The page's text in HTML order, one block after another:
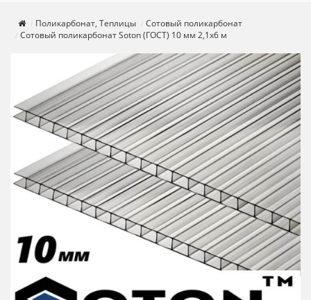
Поликарбонат, Теплицы
Сотовый поликарбонат
Сотовый поликарбонат Soton (ГОСТ) 10 мм 2,1х6 м